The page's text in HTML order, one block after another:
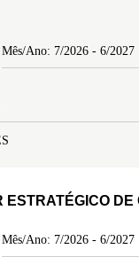
Mês/Ano: 7/2026 - 6/2027
Mês/Ano: 7/2026 - 6/2027